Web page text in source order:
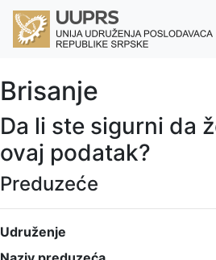
Brisanje
Da li ste sigurni da
ovaj podatak?
Preduzeće
Udruženje